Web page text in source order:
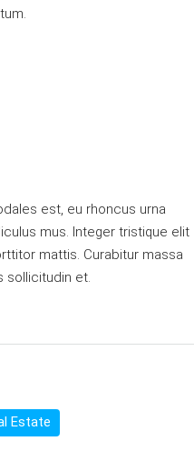
est, eu rhoncus urna
mus. Integer tristique elit
mattis. Curabitur massa
sollicitudin et.
Estate